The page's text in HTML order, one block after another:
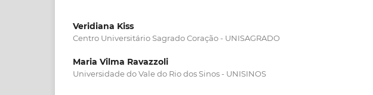
Veridiana Kiss
Centro Universitário Sagrado Coração - UNISAGRADO
Maria Vilma Ravazzoli
Universidade do Vale do Rio dos Sinos - UNISINOS